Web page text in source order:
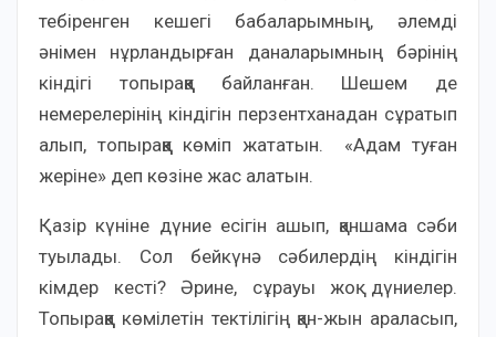
тебіренген кешегі бабаларымның, әлемді
әнімен нұрландырған даналарымның бәрінің
кіндігі топыраққа байланған. Шешем де
немерелерінің кіндігін перзентханадан сұратып
алып, топыраққа көміп жататын. «Адам туған
жеріне» деп көзіне жас алатын.
Қазір күніне дүние есігін ашып, қаншама сәби
туылады. Сол бейкүнә сәбилердің кіндігін
кімдер кесті? Әрине, сұрауы жоқ дүниелер.
Топыраққа көмілетін тектілігің қан-жын араласып,